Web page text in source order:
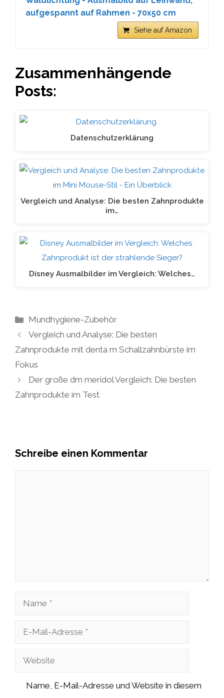
aufgespannt auf Rahmen - 70x50 cm
Siehe auf Amazon
Zusammenhängende
Posts:
Datenschutzerklärung
Vergleich und Analyse: Die besten Zahnprodukte
im…
Disney Ausmalbilder im Vergleich: Welches…
Kategorien
Mundhygiene-Zubehör
Vergleich und Analyse: Die besten
Zahnprodukte mit denta m Schallzahnbürste im
Fokus
Der große dm meridol Vergleich: Die besten
Zahnprodukte im Test
Schreibe einen Kommentar
Name
Adresse
Website
Name, E-Mail-Adresse und Website in diesem